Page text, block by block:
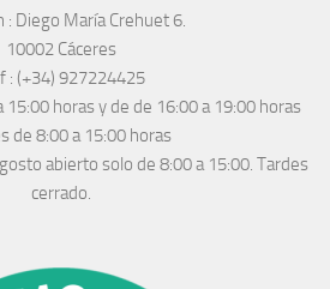
: Diego María Crehuet 6.
10002 Cáceres
: (+34) 927224425
15:00 horas y de de 16:00 a 19:00 horas
de 8:00 a 15:00 horas
abierto solo de 8:00 a 15:00. Tardes
cerrado.